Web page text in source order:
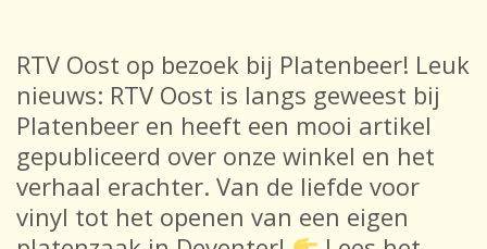
RTV Oost op bezoek bij Platenbeer! Leuk
nieuws: RTV Oost is langs geweest bij
Platenbeer en heeft een mooi artikel
gepubliceerd over onze winkel en het
verhaal erachter. Van de liefde voor
vinyl tot het openen van een eigen